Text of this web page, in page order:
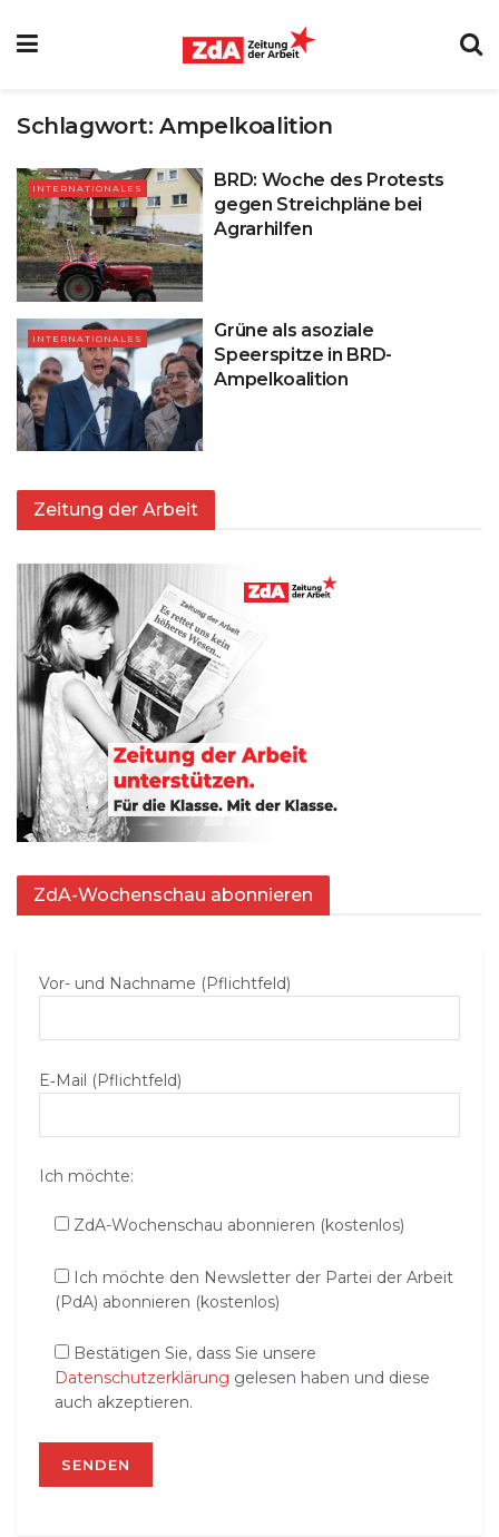
Schlagwort:Ampelkoalition
INTERNATIONALES
BRD: Woche des Protests
gegen Streichpläne bei
Agrarhilfen
INTERNATIONALES
Grüne als asoziale
Speerspitze in BRD-
Ampelkoalition
Zeitung der Arbeit
ZdA-Wochenschau abonnieren
Vor- und Nachname (Pflichtfeld)
E‑Mail (Pflichtfeld)
Ich möchte:
ZdA-Wochenschau abonnieren (kostenlos)
Ich möchte den Newsletter der Partei der Arbeit
(PdA) abonnieren (kostenlos)
Bestätigen Sie, dass Sie unsere
Datenschutzerklärung gelesen haben und diese
auch akzeptieren.